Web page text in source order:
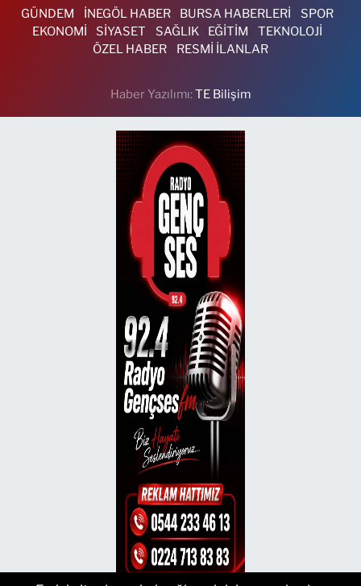
GÜNDEM İNEGÖL HABER BURSA HABERLERİ
SPOR
EKONOMİ
SİYASET SAĞLIK EĞİTİM
TEKNOLOJİ
ÖZEL HABER
RESMİ İLANLAR
Haber Yazılımı:TE Bilişim